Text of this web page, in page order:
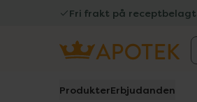
Fri frakt på receptbelagt
ProdukterErbjudanden